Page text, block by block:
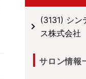
(3131) シン
ス株式会社
サロン情報